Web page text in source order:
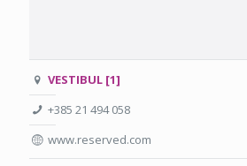
VESTIBUL [1]
+385 21 494 058
www.reserved.com